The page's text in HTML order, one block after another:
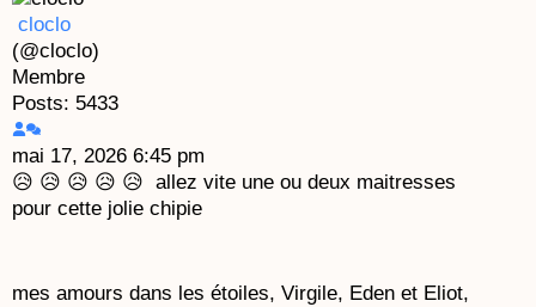
cloclo
(@cloclo)
Membre
Posts: 5433
mai 17, 2026 6:45 pm
😥 😥 😥 😥 😥 allez vite une ou deux maitresses
pour cette jolie chipie
mes amours dans les étoiles, Virgile, Eden et Eliot,